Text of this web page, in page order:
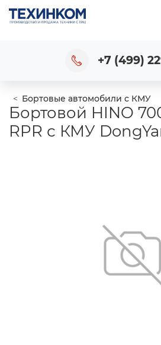
+7 (499)
Бортовые автомобили с КМУ
Бортовой HINO
RPR с КМУ